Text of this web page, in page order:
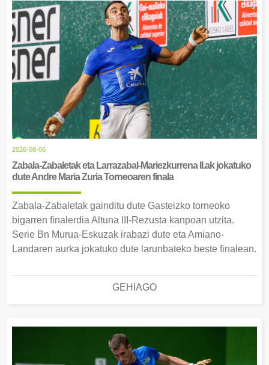
2026-08-06
Zabala-Zabaletak eta Larrazabal-Mariezkurrena II.ak jokatuko
dute Andre Maria Zuria Torneoaren finala
Zabala-Zabaletak gainditu dute Gasteizko torneoko
bigarren finalerdia Altuna III-Rezusta kanpoan utzita.
Serie Bn Murua-Eskuzak irabazi dute eta Amiano-
Landaren aurka jokatuko dute larunbateko beste finalean.
GEHIAGO